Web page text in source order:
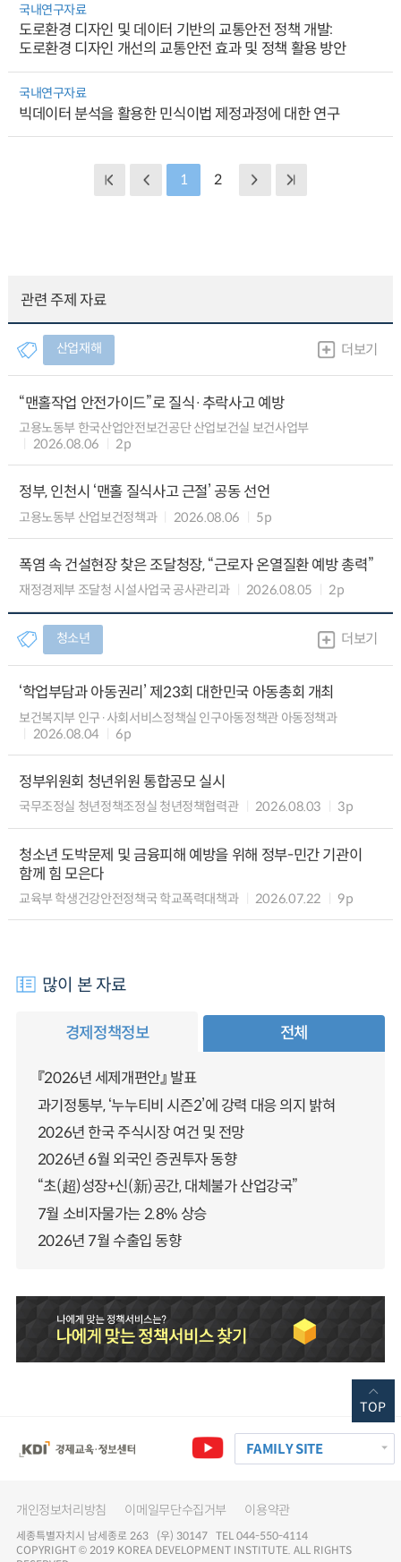
국내연구자료
도로환경 디자인 및 데이터 기반의 교통안전 정책 개발:
도로환경 디자인 개선의 교통안전 효과 및 정책 활용 방안
국내연구자료
빅데이터 분석을 활용한 민식이법 제정과정에 대한 연구
1 2
관련 주제 자료
산업재해 더보기
“맨홀작업 안전가이드”로 질식·추락사고 예방
고용노동부 한국산업안전보건공단 산업보건실 보건사업부
2026.08.06
2p
정부, 인천시 ‘맨홀 질식사고 근절’ 공동 선언
고용노동부 산업보건정책과 2026.08.06 5p
폭염 속 건설현장 찾은 조달청장, “근로자 온열질환 예방 총력”
재정경제부 조달청 시설사업국 공사관리과 2026.08.05 2p
청소년 더보기
‘학업부담과 아동권리’ 제23회 대한민국 아동총회 개최
보건복지부 인구·사회서비스정책실 인구아동정책관 아동정책과
2026.08.04
6p
정부위원회 청년위원 통합공모 실시
국무조정실 청년정책조정실 청년정책협력관 2026.08.03 3p
청소년 도박문제 및 금융피해 예방을 위해 정부-민간 기관이
함께 힘 모은다
교육부 학생건강안전정책국 학교폭력대책과 2026.07.22 9p
많이 본 자료
경제정책정보 전체
『2026년 세제개편안』 발표
과기정통부, ‘누누티비 시즌2’에 강력 대응 의지 밝혀
2026년 한국 주식시장 여건 및 전망
2026년 6월 외국인 증권투자 동향
“초(超)성장+신(新)공간, 대체불가 산업강국”
7월 소비자물가는 2.8% 상승
2026년 7월 수출입 동향
FAMILY SITE
개인정보처리방침 이메일무단수집거부 이용약관
세종특별자치시 남세종로 263 (우) 30147 TEL 044-550-4114
COPYRIGHT © 2019 KOREA DEVELOPMENT INSTITUTE. ALL RIGHTS
TOP